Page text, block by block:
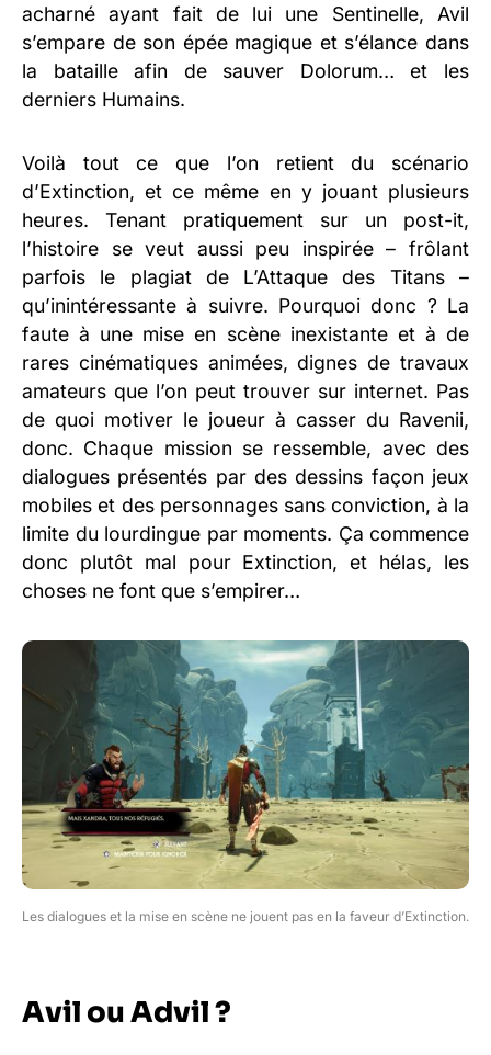
acharné ayant fait de lui une Sentinelle, Avil
s’empare de son épée magique et s’élance dans
la bataille afin de sauver Dolorum… et les
derniers Humains.
Voilà tout ce que l’on retient du scénario
d’Extinction, et ce même en y jouant plusieurs
heures. Tenant pratiquement sur un post-it,
l’histoire se veut aussi peu inspirée – frôlant
parfois le plagiat de L’Attaque des Titans –
qu’inintéressante à suivre. Pourquoi donc ? La
faute à une mise en scène inexistante et à de
rares cinématiques animées, dignes de travaux
amateurs que l’on peut trouver sur internet. Pas
de quoi motiver le joueur à casser du Ravenii,
donc. Chaque mission se ressemble, avec des
dialogues présentés par des dessins façon jeux
mobiles et des personnages sans conviction, à la
limite du lourdingue par moments. Ça commence
donc plutôt mal pour Extinction, et hélas, les
choses ne font que s’empirer…
Les dialogues et la mise en scène ne jouent pas en la faveur d’Extinction.
Avil ou Advil ?